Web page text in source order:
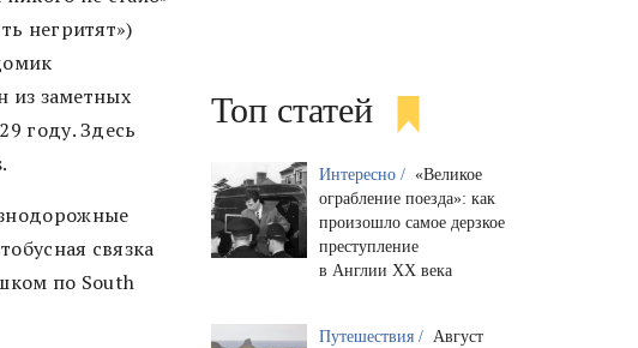
негритят»)
из заметных
году. Здесь
связка
по South
Топ статей
Интересно / «Великое
ограбление поезда»: как
произошло самое дерзкое
преступление
в Англии XX века
Путешествия / Август